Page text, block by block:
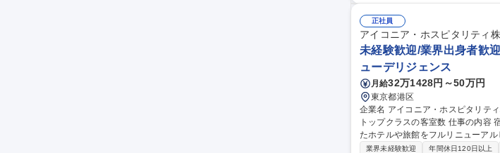
正社員
アイコニア・ホスピタリティ
未経験歓迎/業界出身者歓
ューデリジェンス
月給32万1428円～50万円
東京都港区
企業名 アイコニア・ホスピタリティ株式会社 求人名 未経験歓迎/業界出身者歓迎【ホ
トップクラスの客室数 仕事の内容 宿泊主体型ホテルからリゾート施設まで多角的な展開を続ける当社で、買収し
たホテルや旅館をフルリニューア
業務をお任せします。 【詳細】■ターゲット地域のインバウンド需要の推移、地域経済の動向、競合状況のデータ
業界未経験歓迎 年間休日120日以上